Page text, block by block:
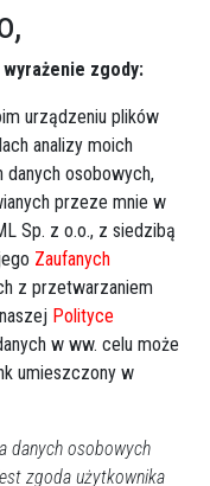
z Polski
,Ostrołęka
,wyrok zgody:
urządzeniu plików
analizy moich
osobowych,
przeze mnie w
Sp. z o.o., z siedzibą
Zaufanych
z przetwarzaniem
Polityce
w ww. celu może
umieszczony w
danych osobowych
zgoda użytkownika